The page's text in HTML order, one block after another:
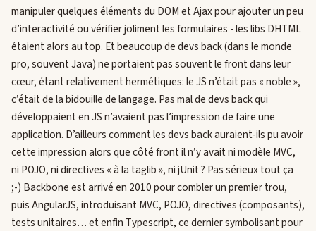
manipuler quelques éléments du DOM et Ajax pour ajouter un peu
d’interactivité ou vérifier joliment les formulaires - les libs DHTML
étaient alors au top. Et beaucoup de devs back (dans le monde
pro, souvent Java) ne portaient pas souvent le front dans leur
cœur, étant relativement hermétiques: le JS n’était pas « noble »,
c’était de la bidouille de langage. Pas mal de devs back qui
développaient en JS n’avaient pas l’impression de faire une
application. D’ailleurs comment les devs back auraient-ils pu avoir
cette impression alors que côté front il n’y avait ni modèle MVC,
ni POJO, ni directives « à la taglib », ni jUnit ? Pas sérieux tout ça
;-) Backbone est arrivé en 2010 pour combler un premier trou,
puis AngularJS, introduisant MVC, POJO, directives (composants),
tests unitaires… et enfin Typescript, ce dernier symbolisant pour